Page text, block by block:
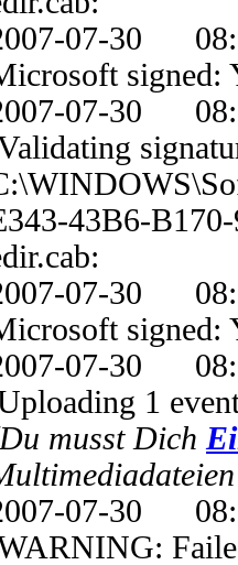
07-30
signed:
07-30
43B6-
07-30
signed:
07-30
1
musst Dich
07-30